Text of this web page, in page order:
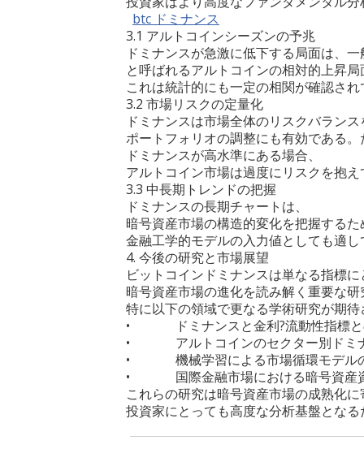
btc ドミナンス
3.1 アルトコインシーズンの予兆
ドミナンスが急激に低下する局面は、
と呼ばれるアルトコインの相対的上昇
これは統計的にも一定の相関が確認さ
3.2 市場リスクの定量化
ドミナンスは市場全体のリスクバラン
ポートフォリオの調整にも有効である
ドミナンスが高水準にある場合、
アルトコイン市場は過度にリスクを抱
3.3 中長期トレンドの把握
ドミナンスの長期チャートは、
暗号資産市場の構造的変化を把握する
金融工学的モデルの入力値としても適し
4. 今後の研究と市場展望
ビットコインドミナンスは単なる指標
暗号資産市場の進化を読み解く重要な
特に以下の領域で更なる学術研究が期
• ドミナンスと金利?流動性指標と
• アルトコインのセクター別ドミ
• 機械学習による市場循環モデル
• 国際金融市場における暗号資産資
これらの研究は暗号資産市場の成熟化
投資家にとっても高度な分析基盤となる